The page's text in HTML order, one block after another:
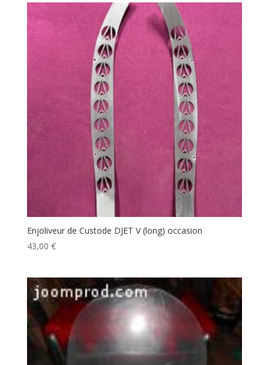
Enjoliveur de Custode DJET V (long) occasion
43,00 €